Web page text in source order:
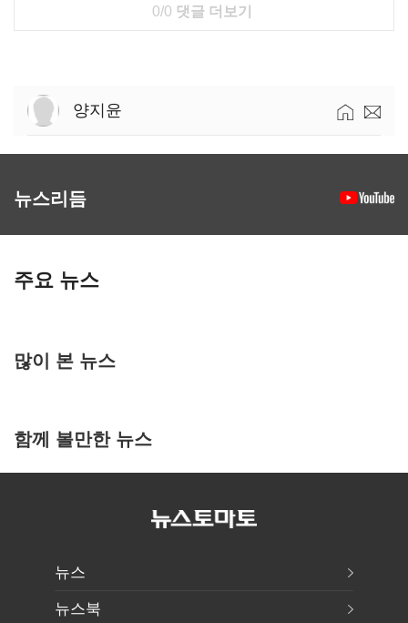
0/0 댓글 더보기
양지윤
뉴스리듬
주요 뉴스
많이 본 뉴스
함께 볼만한 뉴스
뉴스
뉴스북